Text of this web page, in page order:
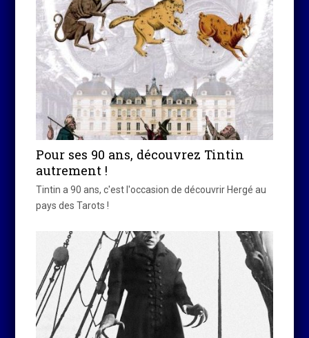
Pour ses 90 ans, découvrez Tintin
autrement !
Tintin a 90 ans, c'est l'occasion de découvrir Hergé au
pays des Tarots !